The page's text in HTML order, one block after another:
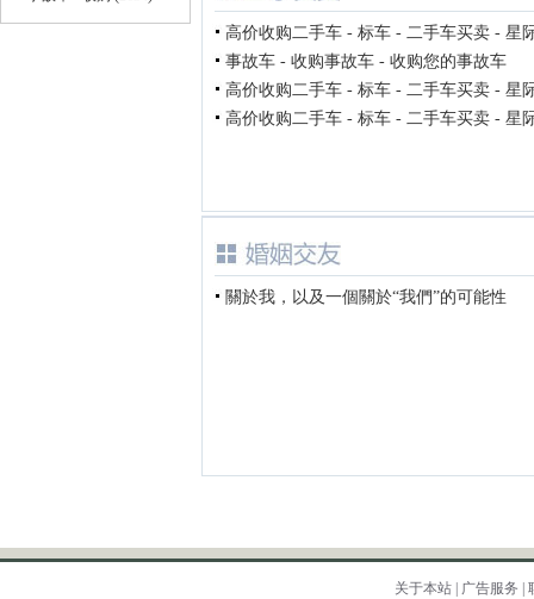
高价收购二手车 - 标车 - 二手车买卖 - 星
事故车 - 收购事故车 - 收购您的事故车
高价收购二手车 - 标车 - 二手车买卖 - 星
高价收购二手车 - 标车 - 二手车买卖 - 星
關於我，以及一個關於“我們”的可能性
关于本站| 广告服务